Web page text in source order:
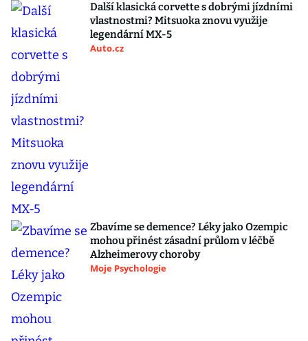
Další klasická corvette s dobrými jízdními
vlastnostmi? Mitsuoka znovu využije
legendární MX-5
Auto.cz
Zbavíme se demence? Léky jako Ozempic
mohou přinést zásadní průlom v léčbě
Alzheimerovy choroby
Moje Psychologie